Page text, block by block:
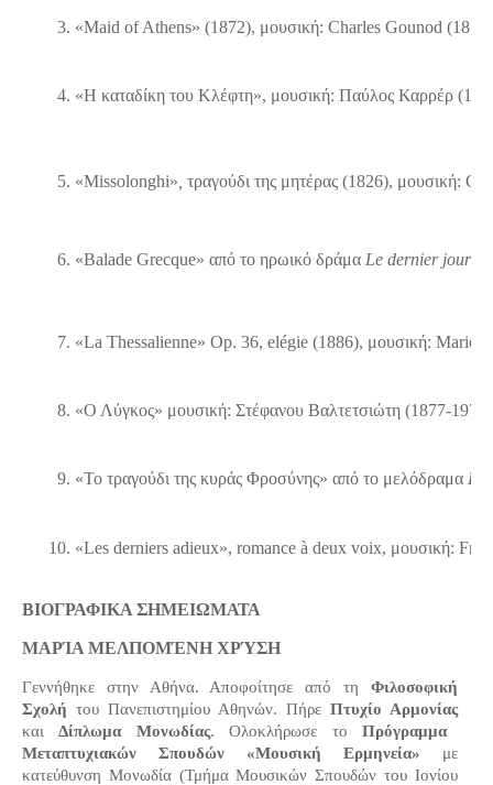
«Maid of Athens» (1872), μουσική: Charles Gounod
«Η καταδίκη του Κλέφτη», μουσική: Παύλος Καρρέρ
«Μissolonghi» τραγούδι της μητέρας (1826), μουσική:
«Balade Grecque» από το ηρωικό δράμα Le dernier jour
«La Thessalienne» Op. 36, elégie (1886), μουσική: Mario
«Ο Λύγκος» μουσική: Στέφανου Βαλτετσιώτη (1877-
«Το τραγούδι της κυράς Φροσύνης» από το μελόδραμα Η
«Les derniers adieux», romance à deux voix, μουσική:
ΒΙΟΓΡΑΦΙΚΑ ΣΗΜΕΙΩΜΑΤΑ
ΜΑΡΊΑ ΜΕΛΠΟΜΈΝΗ ΧΡΎΣΗ
Γεννήθηκε στην Αθήνα. Αποφοίτησε από τη Φιλοσοφική
Σχολή του Πανεπιστημίου Αθηνών. Πήρε Πτυχίο Αρμονίας
καιΔίπλωμα Μονωδίας. Ολοκλήρωσε τοΠρόγραμμα
Μεταπτυχιακών Σπουδών «Μουσική Ερμηνεία» με
κατεύθυνση Μονωδία (Τμήμα Μουσικών Σπουδών του Ιονίου